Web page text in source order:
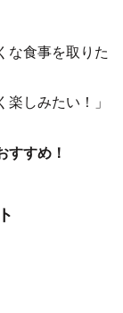
な食事を取りた
しみたい！」
すすめ！